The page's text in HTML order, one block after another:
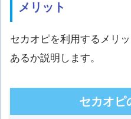
メリット
セカオピを利用するメリ
あるか説明します。
セカオピ